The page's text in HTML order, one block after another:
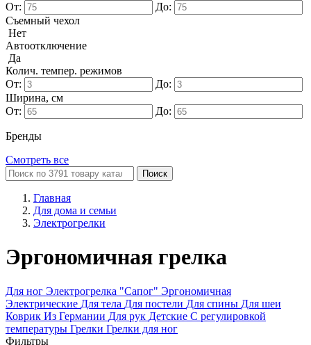
От:
До:
Съемный чехол
Нет
Автоотключение
Да
Колич. темпер. режимов
От:
До:
Ширина, см
От:
До:
Бренды
Смотреть все
Поиск
Главная
Для дома и семьи
Электрогрелки
Эргономичная грелка
Для ног Электрогрелка "Сапог" Эргономичная
Электрические Для тела Для постели Для спины Для шеи
Коврик Из Германии Для рук Детские С регулировкой
температуры Грелки Грелки для ног
Фильтры